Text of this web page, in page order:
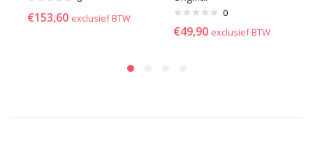
€153,60 exclusief BTW 0
€49,90 exclusief BTW